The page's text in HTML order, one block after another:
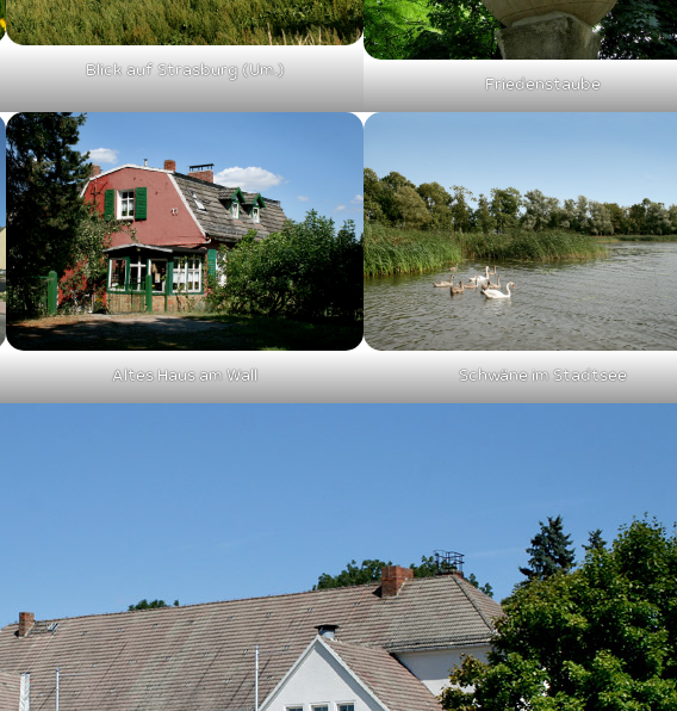
Blick auf Strasburg (Um.)
Friedenstaube
Altes Haus am Wall Schwäne im Stadtsee